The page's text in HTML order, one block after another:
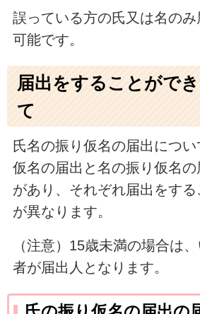
誤っている方の氏又は名のみ
可能です。
届出をすることがで
て
氏名の振り仮名の届出につい
仮名の届出と名の振り仮名
があり、それぞれ届出をす
が異なります。
（注意）15歳未満の場合は
者が届出人となります。